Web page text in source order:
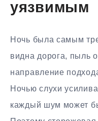
уязвимым
Ночь была самым
видна дорога, пыль
направление
Ночью слухи
каждый шум может